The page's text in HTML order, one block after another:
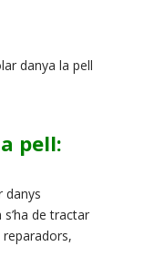
danya la pell
pell:
danys
de tractar